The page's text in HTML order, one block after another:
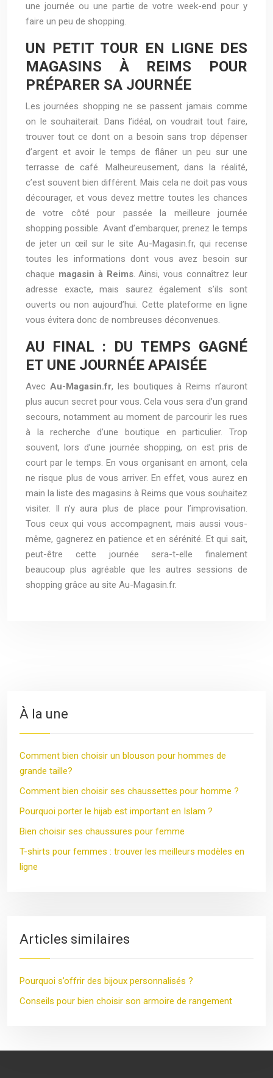
une journée ou une partie de votre week-end pour y
faire un peu de shopping.
UN PETIT TOUR EN LIGNE DES
MAGASINS À REIMS POUR
PRÉPARER SA JOURNÉE
Les journées shopping ne se passent jamais comme
on le souhaiterait. Dans l’idéal, on voudrait tout faire,
trouver tout ce dont on a besoin sans trop dépenser
d’argent et avoir le temps de flâner un peu sur une
terrasse de café. Malheureusement, dans la réalité,
c’est souvent bien différent. Mais cela ne doit pas vous
décourager, et vous devez mettre toutes les chances
de votre côté pour passée la meilleure journée
shopping possible. Avant d’embarquer, prenez le temps
de jeter un œil sur le site Au-Magasin.fr, qui recense
toutes les informations dont vous avez besoin sur
chaque magasin à Reims. Ainsi, vous connaîtrez leur
adresse exacte, mais saurez également s’ils sont
ouverts ou non aujourd’hui. Cette plateforme en ligne
vous évitera donc de nombreuses déconvenues.
AU FINAL : DU TEMPS GAGNÉ
ET UNE JOURNÉE APAISÉE
Avec Au-Magasin.fr, les boutiques à Reims n’auront
plus aucun secret pour vous. Cela vous sera d’un grand
secours, notamment au moment de parcourir les rues
à la recherche d’une boutique en particulier. Trop
souvent, lors d’une journée shopping, on est pris de
court par le temps. En vous organisant en amont, cela
ne risque plus de vous arriver. En effet, vous aurez en
main la liste des magasins à Reims que vous souhaitez
visiter. Il n’y aura plus de place pour l’improvisation.
Tous ceux qui vous accompagnent, mais aussi vous-
même, gagnerez en patience et en sérénité. Et qui sait,
peut-être cette journée sera-t-elle finalement
beaucoup plus agréable que les autres sessions de
shopping grâce au site Au-Magasin.fr.
À la une
Comment bien choisir un blouson pour hommes de
grande taille?
Comment bien choisir ses chaussettes pour homme ?
Pourquoi porter le hijab est important en Islam ?
Bien choisir ses chaussures pour femme
T-shirts pour femmes : trouver les meilleurs modèles en
ligne
Articles similaires
Pourquoi s’offrir des bijoux personnalisés ?
Conseils pour bien choisir son armoire de rangement